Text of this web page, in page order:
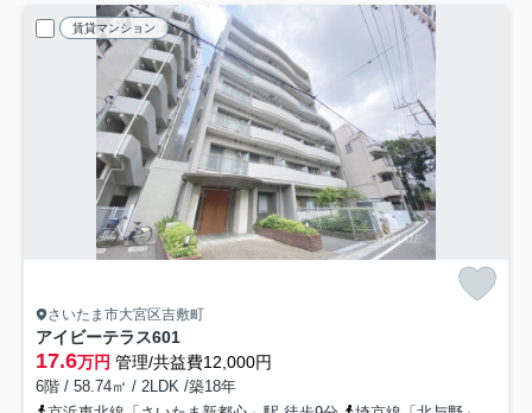
賃貸マンション
さいたま市大宮区吉敷町
アイビーテラス601
17.6万円 管理/共益費12,000円
6階 / 58.74㎡ / 2LDK /築18年